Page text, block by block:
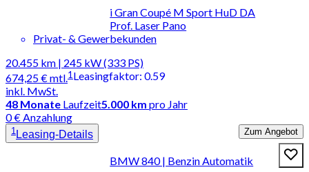
i Gran Coupé M Sport HuD DA
Prof. Laser Pano
Privat- & Gewerbekunden
20.455 km | 245 kW (333 PS)
674,25 €mtl.1
inkl. MwSt.
Leasingfaktor: 0.59
48 Monate Laufzeit5.000 km pro Jahr
0 € Anzahlung
1 Leasing-Details Zum Angebot
BMW 840 | Benzin Automatik